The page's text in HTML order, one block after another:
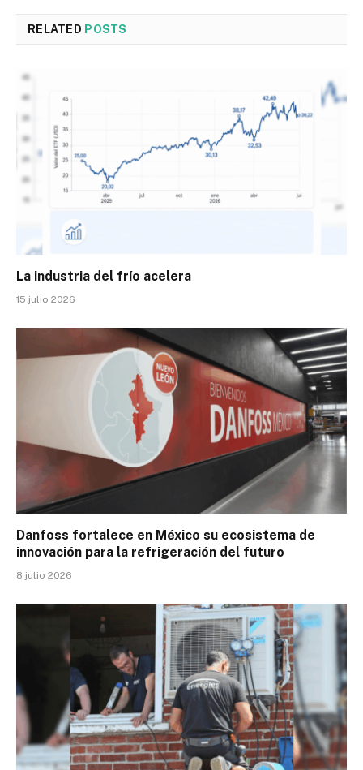
RELATED POSTS
La industria del frío acelera
15 julio 2026
Danfoss fortalece en México su ecosistema de
innovación para la refrigeración del futuro
8 julio 2026